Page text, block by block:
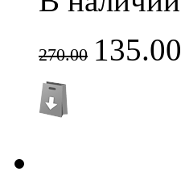
270.00 135.00